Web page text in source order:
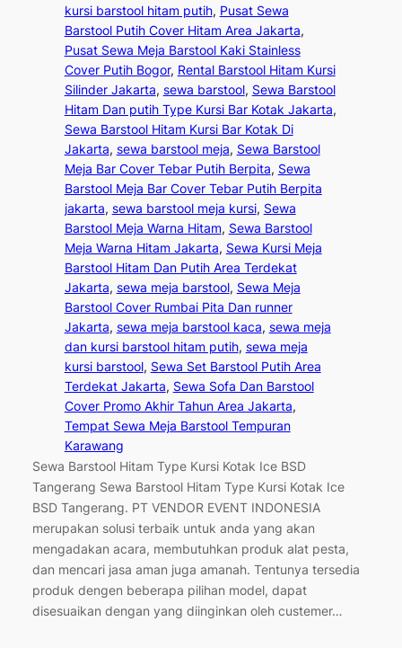
kursi barstool hitam putih, Pusat Sewa
Barstool Putih Cover Hitam Area Jakarta
Pusat Sewa Meja Barstool Kaki Stainless
Cover Putih Bogor, Rental Barstool Hitam Kursi
Silinder Jakarta, sewa barstool, Sewa Barstool
Hitam Dan putih Type Kursi Bar Kotak Jakarta
Sewa Barstool Hitam Kursi Bar Kotak Di
Jakarta, sewa barstool meja, Sewa Barstool
Meja Bar Cover Tebar Putih Berpita, Sewa
Barstool Meja Bar Cover Tebar Putih Berpita
jakarta, sewa barstool meja kursi, Sewa
Barstool Meja Warna Hitam, Sewa Barstool
Meja Warna Hitam Jakarta, Sewa Kursi Meja
Barstool Hitam Dan Putih Area Terdekat
Jakarta, sewa meja barstool, Sewa Meja
Barstool Cover Rumbai Pita Dan runner
Jakarta, sewa meja barstool kaca, sewa meja
dan kursi barstool hitam putih, sewa meja
kursi barstool, Sewa Set Barstool Putih Area
Terdekat Jakarta, Sewa Sofa Dan Barstool
Cover Promo Akhir Tahun Area Jakarta
Tempat Sewa Meja Barstool Tempuran
Karawang
Sewa Barstool Hitam Type Kursi Kotak Ice BSD
Tangerang Sewa Barstool Hitam Type Kursi Kotak Ice
BSD Tangerang. PT VENDOR EVENT INDONESIA
merupakan solusi terbaik untuk anda yang akan
mengadakan acara, membutuhkan produk alat pesta,
dan mencari jasa aman juga amanah. Tentunya tersedia
produk dengen beberapa pilihan model, dapat
disesuaikan dengan yang diinginkan oleh custemer…